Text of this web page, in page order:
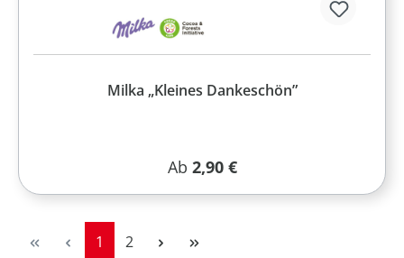
Milka „Kleines Dankeschön”
Regulärer Preis:
Ab 2,90 €
Seite
1 Seite
2